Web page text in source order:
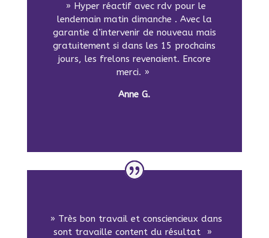
» Hyper réactif avec rdv pour le
lendemain matin dimanche . Avec la
garantie d’intervenir de nouveau mais
gratuitement si dans les 15 prochains
jours, les frelons revenaient. Encore
merci. »
Anne G.
» Très bon travail et consciencieux dans
sont travaille content du résultat »